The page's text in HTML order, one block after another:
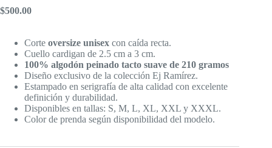
$500.00
Corte oversize unisex con caída recta.
Cuello cardigan de 2.5 cm a 3 cm.
100% algodón peinado tacto suave de 210 gramos
Diseño exclusivo de la colección Ej Ramírez.
Estampado en serigrafía de alta calidad con excelente
definición y durabilidad.
Disponibles en tallas: S, M, L, XL, XXL y XXXL.
Color de prenda según disponibilidad del modelo.